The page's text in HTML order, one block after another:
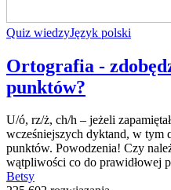
Quiz wiedzyJęzyk polski
Ortografia -
punktów?
U/ó, rz/ż, ch/h – jeżeli
wcześniejszych dyktand, w tym
punktów. Powodzenia! Czy
wątpliwości co do prawidłowej
Betsy